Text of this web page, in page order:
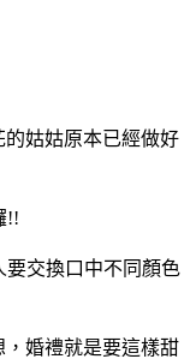
的姑姑原本已經做好
!!
要交換口中不同顏色
，婚禮就是要這樣甜